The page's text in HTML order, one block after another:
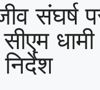
संघर्ष
धामी